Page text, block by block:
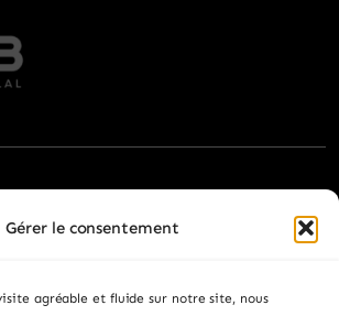
Gérer le consentement
agréable et fluide sur notre site, nous